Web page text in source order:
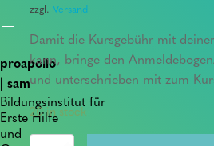
zzgl. Versand
Damit die Kursgebühr mit
kann, bringe den
und unterschrieben mit zum
20 in stock
proapollo
| sam
Bildungsinstitut für
Erste Hilfe
und